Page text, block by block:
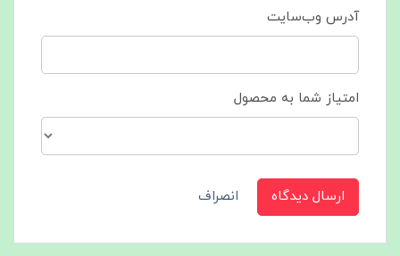
آدرس وب‌سایت
امتیاز شما به محصول
ارسال دیدگاه انصراف